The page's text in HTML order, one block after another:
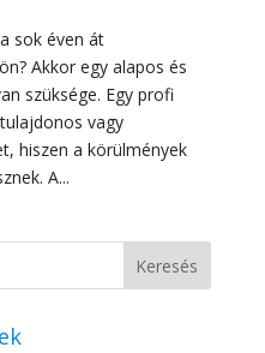
sok éven át
Akkor egy alapos és
szüksége. Egy profi
vagy
hiszen a körülmények
A...